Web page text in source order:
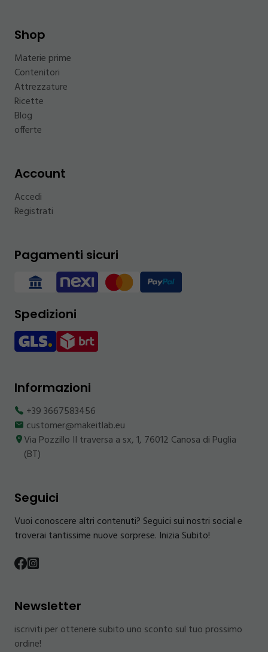
Shop
Materie prime
Contenitori
Attrezzature
Ricette
Blog
offerte
Account
Accedi
Registrati
Pagamenti sicuri
Spedizioni
Informazioni
+39 3667583456
customer@makeitlab.eu
Via Pozzillo II traversa a sx, 1, 76012 Canosa di Puglia
(BT)
Seguici
Vuoi conoscere altri contenuti? Seguici sui nostri social e
troverai tantissime nuove sorprese. Inizia Subito!
Newsletter
iscriviti per ottenere subito uno sconto sul tuo prossimo
ordine!